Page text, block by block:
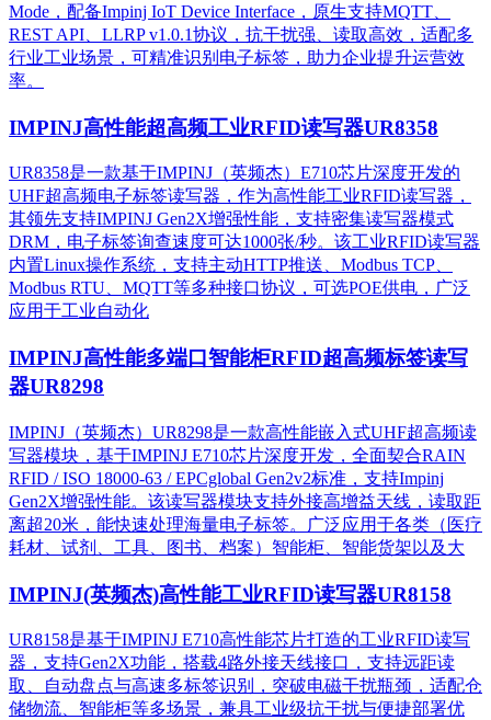
Mode，配备Impinj IoT Device Interface，原生支持MQTT、
REST API、LLRP v1.0.1协议，抗干扰强、读取高效，适配多
行业工业场景，可精准识别电子标签，助力企业提升运营效
率。
IMPINJ高性能超高频工业RFID读写器UR8358
UR8358是一款基于IMPINJ（英频杰）E710芯片深度开发的
UHF超高频电子标签读写器，作为高性能工业RFID读写器，
其领先支持IMPINJ Gen2X增强性能，支持密集读写器模式
DRM，电子标签询查速度可达1000张/秒。该工业RFID读写器
内置Linux操作系统，支持主动HTTP推送、Modbus TCP、
Modbus RTU、MQTT等多种接口协议，可选POE供电，广泛
应用于工业自动化
IMPINJ高性能多端口智能柜RFID超高频标签读写
器UR8298
IMPINJ（英频杰）UR8298是一款高性能嵌入式UHF超高频读
写器模块，基于IMPINJ E710芯片深度开发，全面契合RAIN
RFID / ISO 18000-63 / EPCglobal Gen2v2标准，支持Impinj
Gen2X增强性能。该读写器模块支持外接高增益天线，读取距
离超20米，能快速处理海量电子标签。广泛应用于各类（医疗
耗材、试剂、工具、图书、档案）智能柜、智能货架以及大
IMPINJ(英频杰)高性能工业RFID读写器UR8158
UR8158是基于IMPINJ E710高性能芯片打造的工业RFID读写
器，支持Gen2X功能，搭载4路外接天线接口，支持远距读
取、自动盘点与高速多标签识别，突破电磁干扰瓶颈，适配仓
储物流、智能柜等多场景，兼具工业级抗干扰与便捷部署优